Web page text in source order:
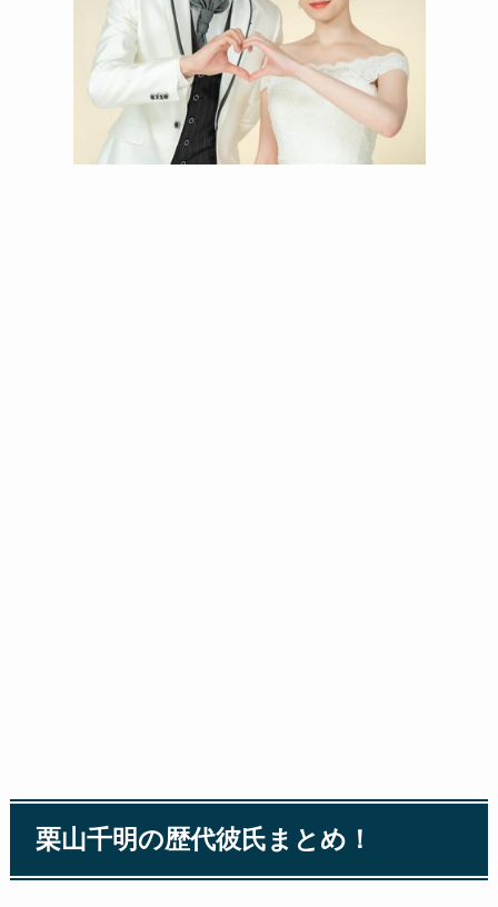
栗山千明の歴代彼氏まとめ！